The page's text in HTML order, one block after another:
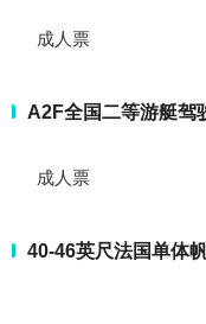
成人票
A2F全国二等游艇驾
成人票
40-46英尺法国单体